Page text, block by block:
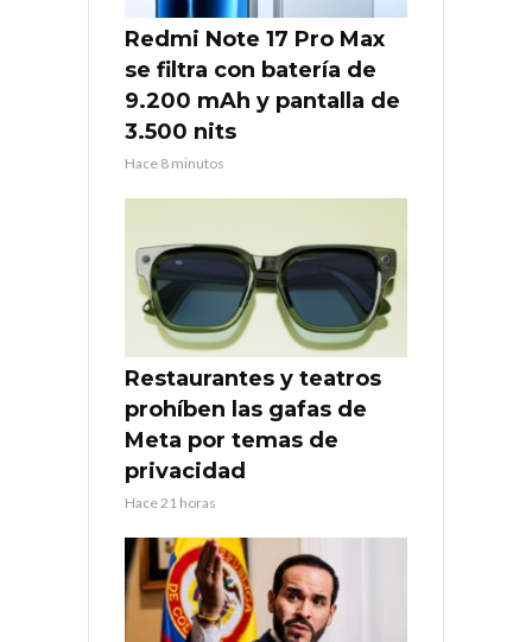
Redmi Note 17 Pro Max
se filtra con batería de
9.200 mAh y pantalla de
3.500 nits
Hace 8 minutos
Restaurantes y teatros
prohíben las gafas de
Meta por temas de
privacidad
Hace 21 horas